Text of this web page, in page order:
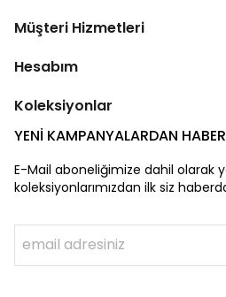
Müşteri Hizmetleri
Hesabım
Koleksiyonlar
YENİ KAMPANYALARDAN
E-Mail aboneliğimize dahil olarak
koleksiyonlarımızdan ilk siz